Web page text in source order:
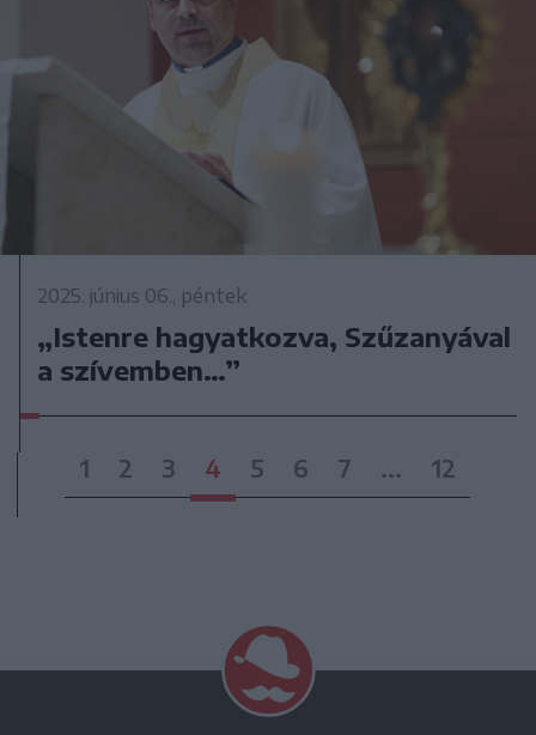
2025. június 06., péntek
„Istenre hagyatkozva, Szűzanyával
a szívemben…”
1 2 3 4 5 6 7 ... 12